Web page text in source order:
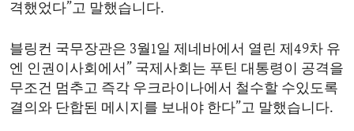
격했었다”고 말했습니다.
블링컨 국무장관은 3월1일 제네바에서 열린 제49차 유
엔 인권이사회에서” 국제사회는 푸틴 대통령이 공격을
무조건 멈추고 즉각 우크라이나에서 철수할 수있도록
결의와 단합된 메시지를 보내야 한다”고 말했습니다.